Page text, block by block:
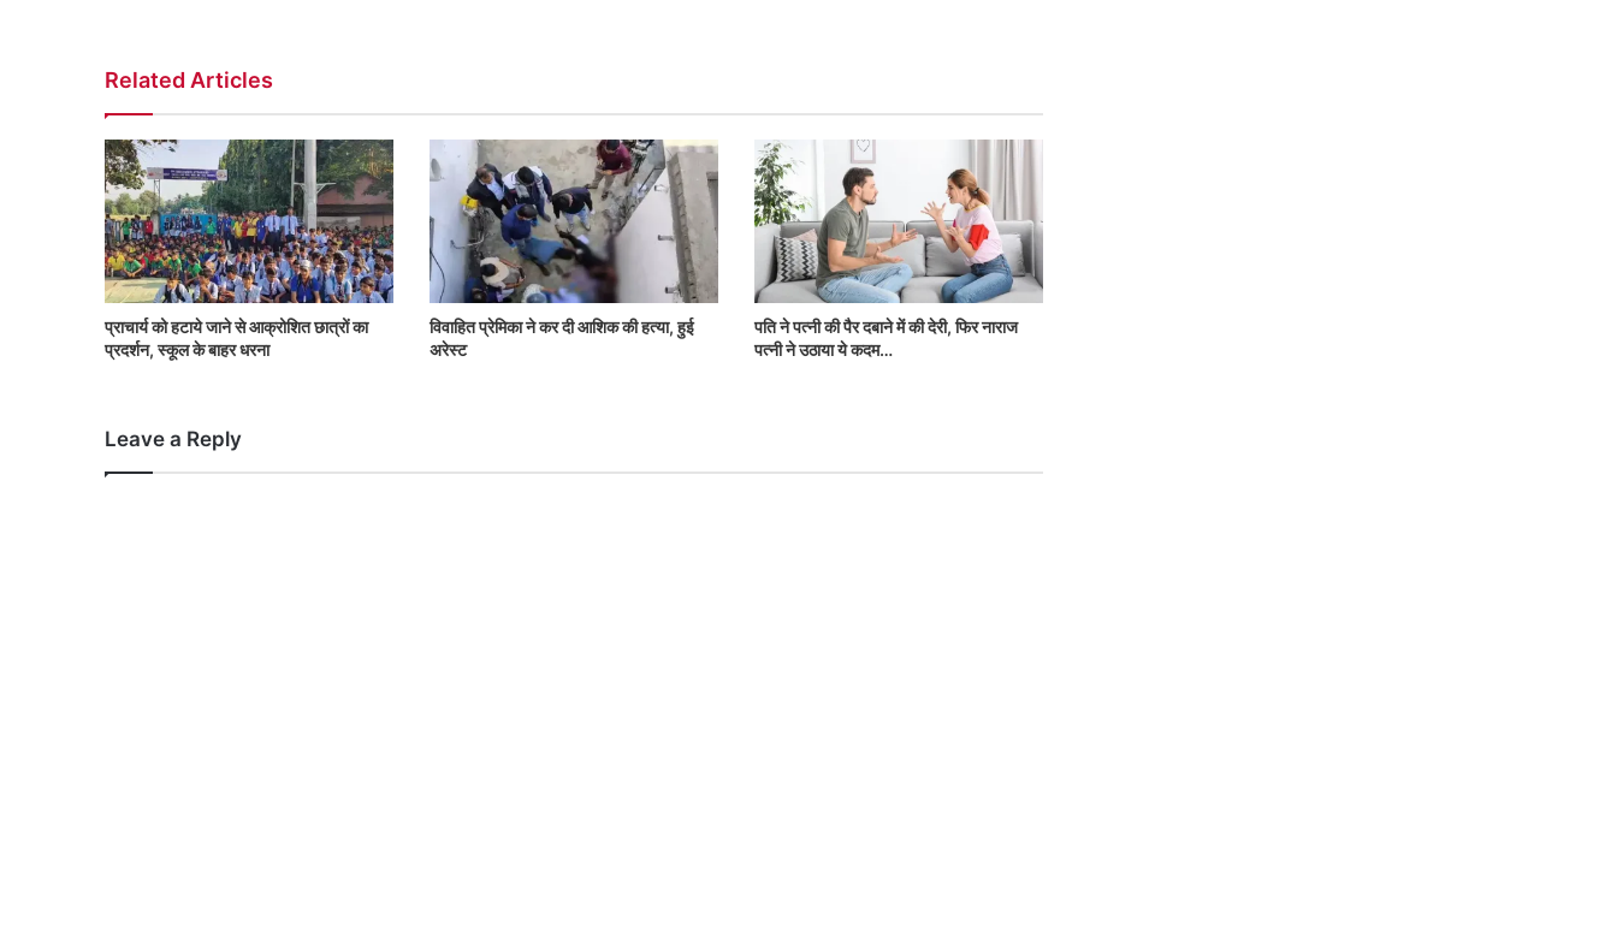
Related Articles
प्राचार्य को हटाये जाने से आक्रोशित छात्रों का
प्रदर्शन, स्कूल के बाहर धरना
विवाहित प्रेमिका ने कर दी आशिक की हत्या, हुई
अरेस्ट
पति ने पत्नी की पैर दबाने में की देरी, फिर नाराज
पत्नी ने उठाया ये कदम…
Leave a Reply